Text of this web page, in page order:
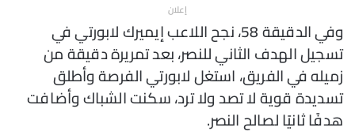
إعلان
وفي الدقيقة 58، نجح اللاعب إيميرك لابورتي في
تسجيل الهدف الثاني للنصر، بعد تمريرة دقيقة من
زميله في الفريق، استغل لابورتي الفرصة وأطلق
تسديدة قوية لا تصد ولا ترد، سكنت الشباك وأضافت
هدفًا ثانيًا لصالح النصر.